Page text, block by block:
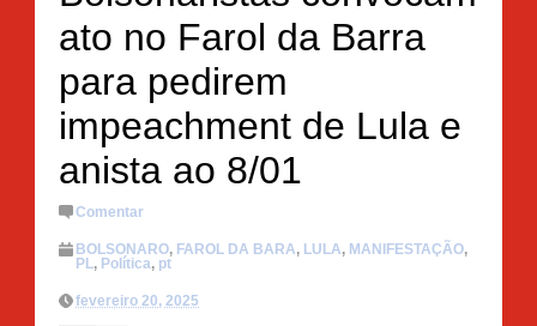
ato no Farol da Barra
para pedirem
impeachment de Lula e
anista ao 8/01
Comentar
BOLSONARO, FAROL DA BARA, LULA, MANIFESTAÇÃO,
PL , Política, pt
fevereiro 20, 2025